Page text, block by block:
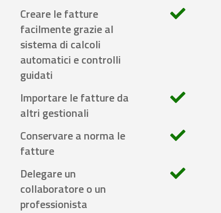
Creare le fatture
facilmente grazie al
sistema di calcoli
automatici e controlli
guidati
Importare le fatture da
altri gestionali
Conservare a norma le
fatture
Delegare un
collaboratore o un
professionista